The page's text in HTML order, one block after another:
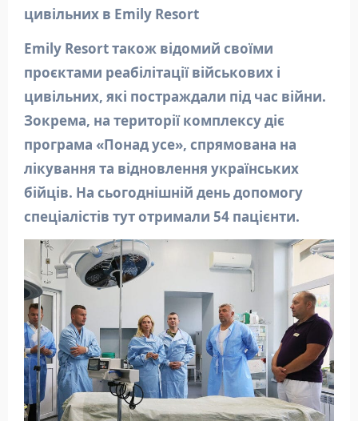
цивільнихв EmilyResort
Emily Resort також відомий своїми
проєктами реабілітації військових і
цивільних, які постраждали під час війни.
Зокрема, на території комплексу діє
програма «Понад усе», спрямована на
лікування та відновлення українських
бійців. На сьогоднішній день допомогу
спеціалістів тут отримали 54 пацієнти.